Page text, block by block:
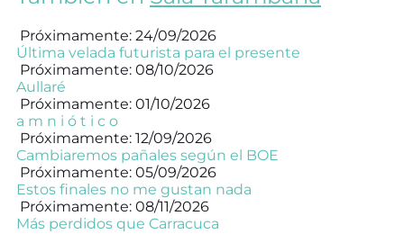
Próximamente: 24/09/2026
Última velada futurista para el presente
Próximamente: 08/10/2026
Aullaré
Próximamente: 01/10/2026
a m n i ó t i c o
Próximamente: 12/09/2026
Cambiaremos pañales según el BOE
Próximamente: 05/09/2026
Estos finales no me gustan nada
Próximamente: 08/11/2026
Más perdidos que Carracuca